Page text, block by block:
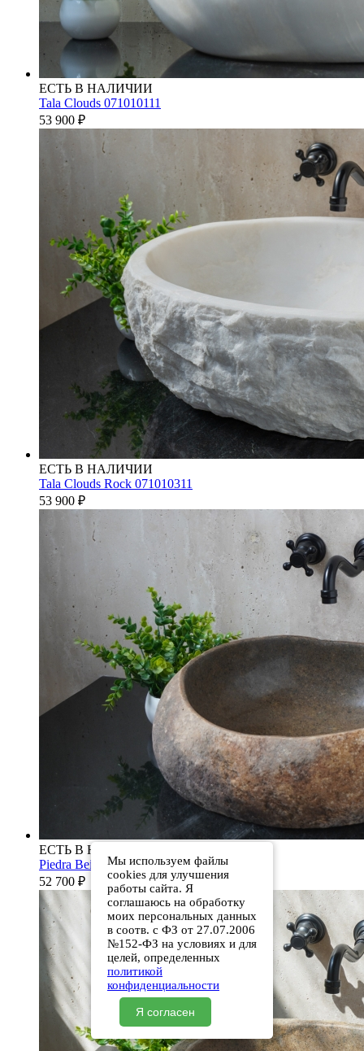
ЕСТЬ В НАЛИЧИИ
Tala Clouds 071010111
53 900 ₽
ЕСТЬ В НАЛИЧИИ
Tala Clouds Rock 071010311
53 900 ₽
ЕСТЬ В НАЛИЧИИ
Piedra Beige S286 00501111613
52 700 ₽
Мы используем файлы
cookies для улучшения
работы сайта. Я
соглашаюсь на обработку
моих персональных данных
в соотв. с ФЗ от 27.07.2006
№152-ФЗ на условиях и для
целей, определенных
политикой
конфиденциальности
Я согласен